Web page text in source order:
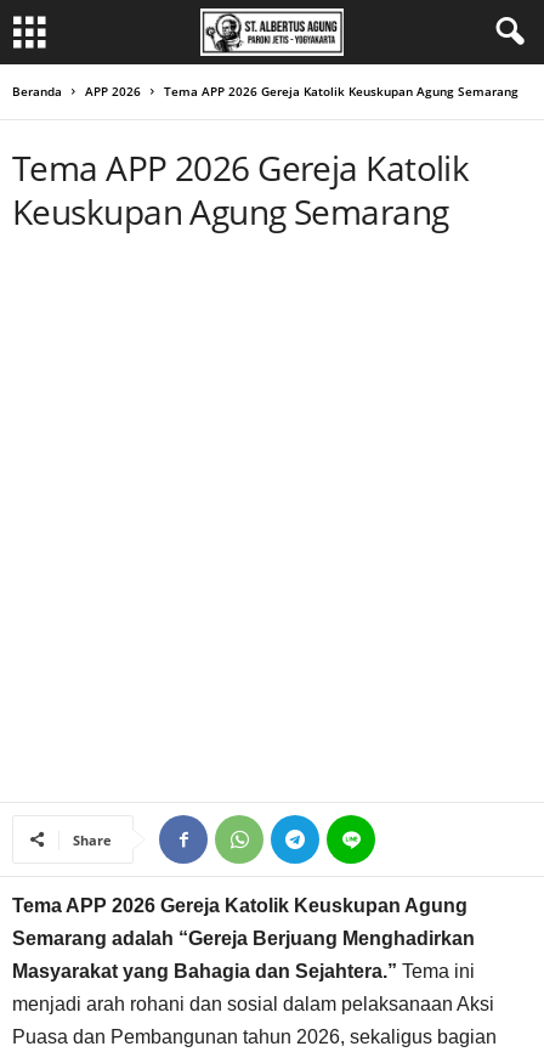
Beranda APP 2026 Tema APP 2026 Gereja Katolik Keuskupan Agung Semarang
Tema APP 2026 Gereja Katolik
Keuskupan Agung Semarang
Share
Tema APP 2026 Gereja Katolik Keuskupan Agung
Semarang adalah “Gereja Berjuang Menghadirkan
Masyarakat yang Bahagia dan Sejahtera.” Tema ini
menjadi arah rohani dan sosial dalam pelaksanaan Aksi
Puasa dan Pembangunan tahun 2026, sekaligus bagian